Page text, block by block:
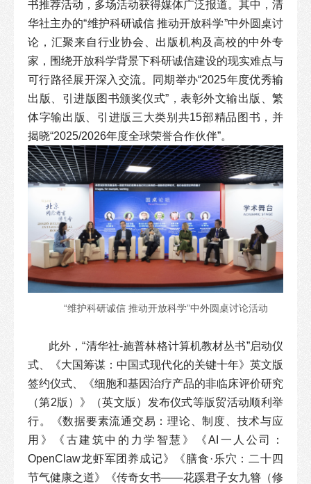
书推荐活动，多场活动获得媒体广泛报道。其中，清
华社主办的“维护科研诚信 推动开放科学”中外圆桌讨
论，汇聚来自行业协会、出版机构及高校的中外专
家，围绕开放科学背景下科研诚信建设的现实难点与
可行路径展开深入交流。同期举办“2025年度优秀输
出版、引进版图书颁奖仪式”，表彰外文输出版、繁
体字输出版、引进版三大类别共15部精品图书，并
揭晓“2025/2026年度全球荣誉合作伙伴”。
“维护科研诚信 推动开放科学”中外圆桌讨论活动
此外，“清华社-施普林格计算机教材丛书”启动仪
式、《大国筹谋：中国式现代化的关键十年》英文版
签约仪式、《细胞和基因治疗产品的非临床评价研究
（第2版）》（英文版）发布仪式等版贸活动顺利举
行。《数据要素流通交易：理论、制度、技术与应
用》《古建筑中的力学智慧》《AI一人公司：
OpenClaw龙虾军团养成记》《膳食·乐穴：二十四
节气健康之道》《传奇女书——花蹊君子女九簪（修